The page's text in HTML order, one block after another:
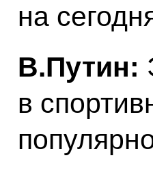
на
В.Путин:
в